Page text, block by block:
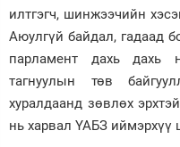
илтгэгч, шинжээчийн
Аюулгүй байдал, гадаад
парламент дахь дахь
тагнуулын төв
хуралдаанд зөвлөх
нь харвал ҮАБЗ иймэрхүү